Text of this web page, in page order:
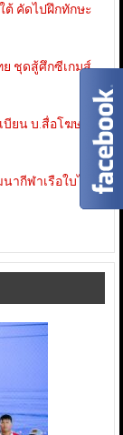
ต้ คัดไปฝึกทักษะ
ชุดสู้ศึกซีเกมส์
เบียน บ.สื่อโฆษณา
ากีฬาเรือใบไทย-